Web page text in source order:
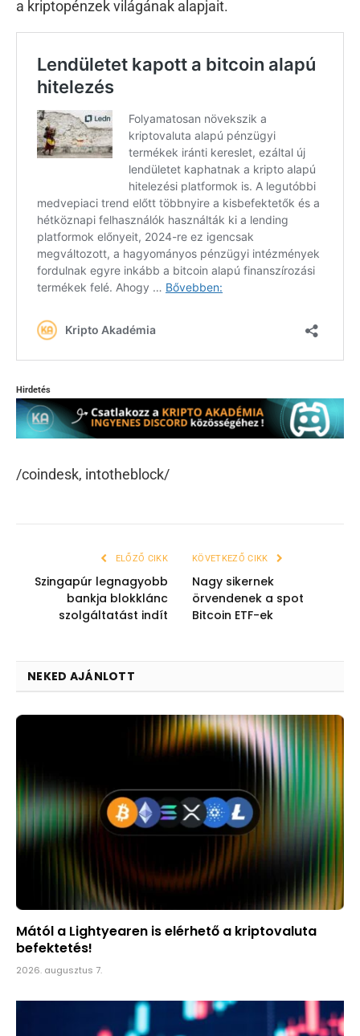
a kriptopénzek világának alapjait.
Hirdetés
/coindesk, intotheblock/
ELŐZŐ CIKK
Szingapúr legnagyobb
bankja blokklánc
szolgáltatást indít
KÖVETKEZŐ CIKK
Nagy sikernek
örvendenek a spot
Bitcoin ETF-ek
NEKED AJÁNLOTT
Mától a Lightyearen is elérhető a kriptovaluta
befektetés!
2026. augusztus 7.